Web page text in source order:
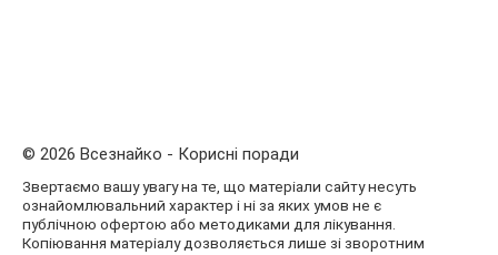
© 2026 Всезнайко - Корисні поради
Звертаємо вашу увагу на те, що матеріали сайту несуть
ознайомлювальний характер і ні за яких умов не є
публічною офертою або методиками для лікування.
Копіювання матеріалу дозволяється лише зі зворотним